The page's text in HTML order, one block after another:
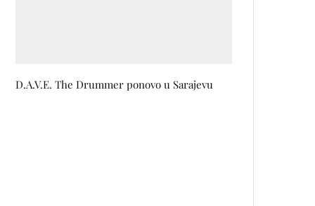
D.A.V.E. The Drummer ponovo u Sarajevu